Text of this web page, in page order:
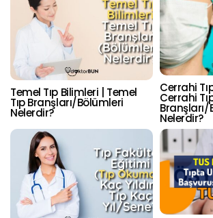
Temel Tıp Bilimleri | Temel
Tıp Branşları/Bölümleri
Nelerdir?
Cerrahi
Cerrahi
Nelerdir?